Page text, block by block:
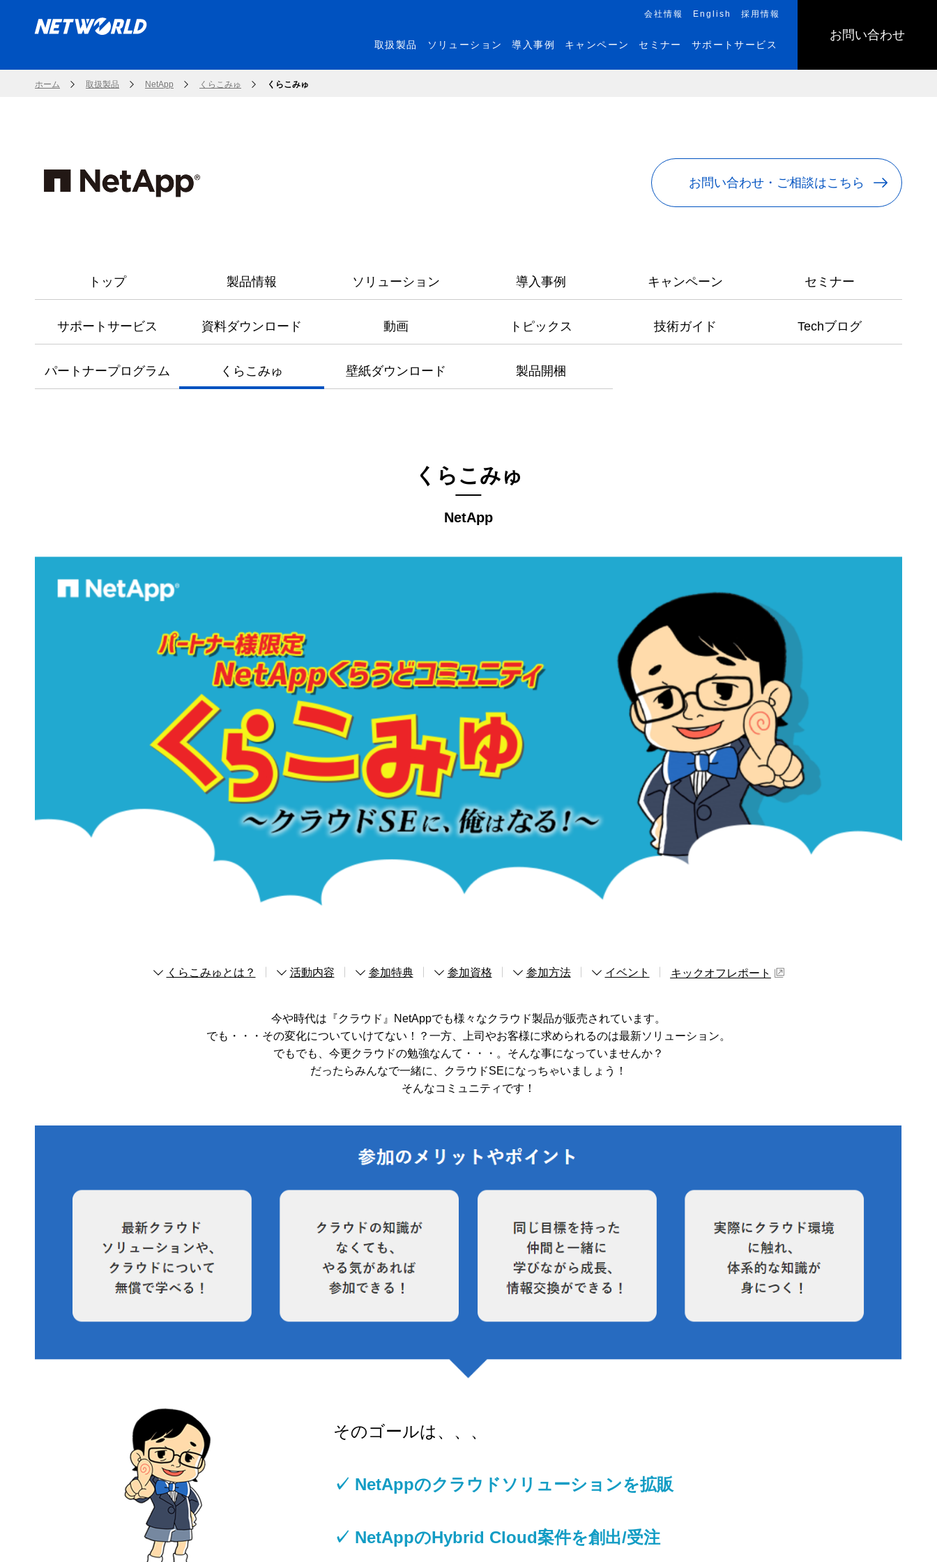
お問い合わせ
会社情報 English 採用情報
取扱製品 ソリューション 導入事例 キャンペーン セミナー サポートサービス
ホーム 取扱製品 NetApp くらこみゅ くらこみゅ
お問い合わせ・ご相談はこちら
トップ 製品情報 ソリューション 導入事例 キャンペーン セミナー
サポートサービス 資料ダウンロード 動画 トピックス 技術ガイド Techブログ
パートナープログラム くらこみゅ 壁紙ダウンロード 製品開梱
NetApp
くらこみゅ
くらこみゅとは？ 活動内容 参加特典 参加資格 参加方法 イベント キックオフレポート
今や時代は『クラウド』NetAppでも様々なクラウド製品が販売されています。
でも・・・その変化についていけてない！？一方、上司やお客様に求められるのは最新ソリューション。
でもでも、今更クラウドの勉強なんて・・・。そんな事になっていませんか？
だったらみんなで一緒に、クラウドSEになっちゃいましょう！
そんなコミュニティです！
そのゴールは、、、
✓ NetAppのクラウドソリューションを拡販
✓ NetAppのHybrid Cloud案件を創出/受注